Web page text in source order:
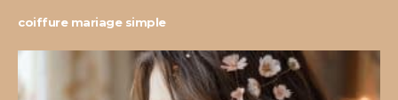
coiffure mariage simple